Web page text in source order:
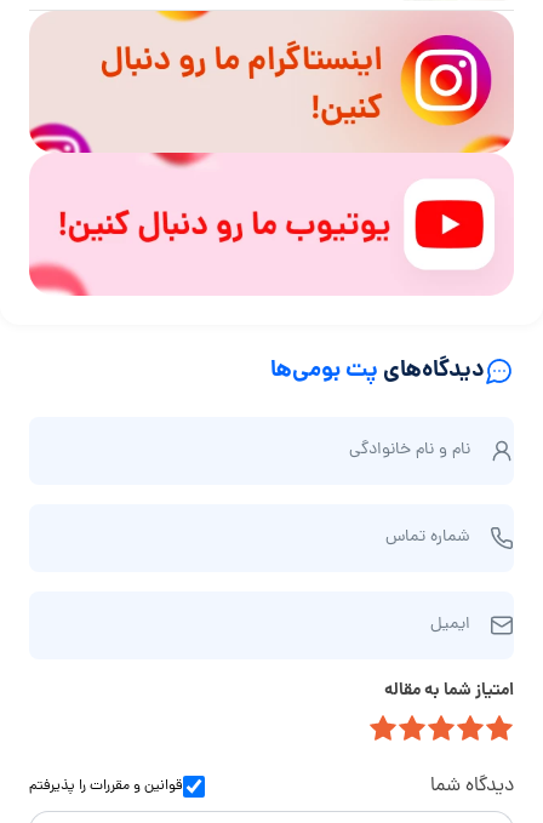
دیدگاه‌های پت بومی‌ها
ا
و
م‌
ا
ن
و
د
نام و نام‌ خانوادگی
م
ر
ا
شماره تماس
ی
ی
ل
ایمیل
امتیاز شما به مقاله
دیدگاه شما قوانین و مقرراترا پذیرفتم